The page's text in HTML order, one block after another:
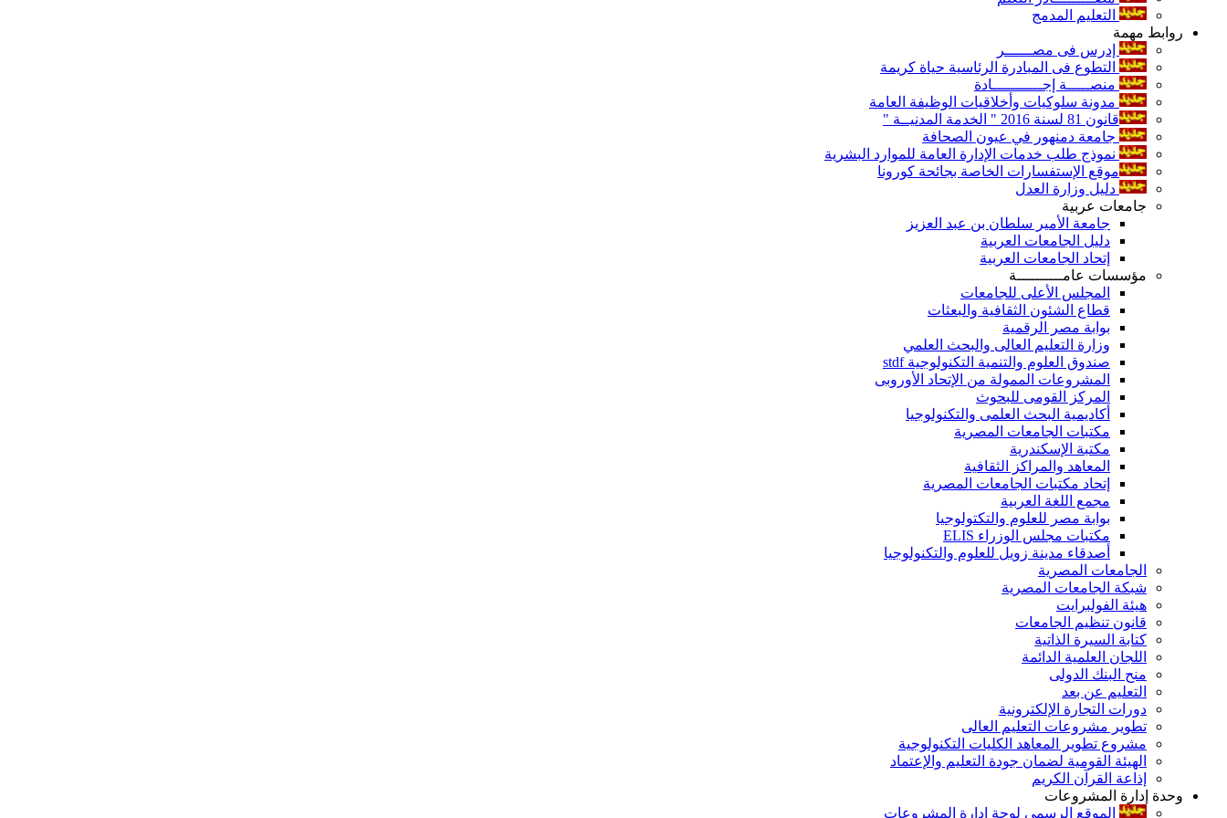
التعليم المدمج
روابط مهمة
إدرس فى مصــــــر
التطوع فى المبادرة الرئاسية حياة كريمة
منصـــــة إجـــــــــــادة
مدونة سلوكيات وأخلاقيات الوظيفة العامة
قانون 81 لسنة 2016 " الخدمة المدنيــة "
جامعة دمنهور في عيون الصحافة
نموذج طلب خدمات الإدارة العامة للموارد البشرية
موقع الإستفسارات الخاصة بجائحة كورونا
دليل وزارة العدل
جامعات عربية
جامعة الأمير سلطان بن عبد العزيز
دليل الجامعات العربية
إتحاد الجامعات العربية
مؤسسات عامــــــــــة
المجلس الأعلى للجامعات
قطاع الشئون الثقافية والبعثات
بوابة مصر الرقمية
وزارة التعليم العالى والبحث العلمي
صندوق العلوم والتنمية التكنولوجية stdf
المشروعات الممولة من الإتحاد الأوروبى
المركز القومى للبحوث
أكاديمية البحث العلمى والتكنولوجيا
مكتبات الجامعات المصرية
مكتبة الإسكندرية
المعاهد والمراكز الثقافية
إتحاد مكتبات الجامعات المصرية
مجمع اللغة العربية
بوابة مصر للعلوم والتكتولوجيا
مكتبات مجلس الوزراء ELIS
أصدقاء مدينة زويل للعلوم والتكنولوجيا
الجامعات المصرية
شبكة الجامعات المصرية
هيئة الفولبرايت
قانون تنظيم الجامعات
كتابة السيرة الذاتية
اللجان العلمية الدائمة
منح البنك الدولى
التعليم عن بعد
دورات التجارة الإلكترونية
تطوير مشروعات التعليم العالى
مشروع تطوير المعاهد الكليات التكنولوجية
الهيئة القومية لضمان جودة التعليم والإعتماد
إذاعة القرآن الكريم
وحدة إدارة المشروعات
الموقع الرسمى لوحة إدارة المشروعات